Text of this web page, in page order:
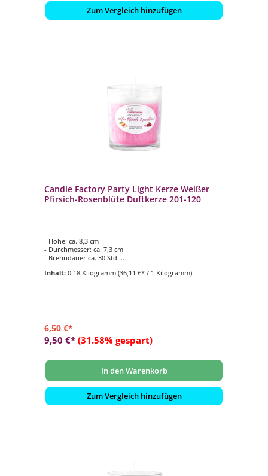
Zum Vergleich hinzufügen
Candle Factory Party Light Kerze Weißer
Pfirsich-Rosenblüte Duftkerze 201-120
- Höhe: ca. 8,3 cm
- Durchmesser: ca. 7,3 cm
- Brenndauer ca. 30 Std.
- für den Innen- und Aussenbereich geeignet
Inhalt: 0.18 Kilogramm (36,11 €* / 1 Kilogramm)
6,50 €*
9,50 €* (31.58% gespart)
In den Warenkorb
Zum Vergleich hinzufügen